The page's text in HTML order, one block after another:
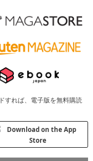
すれば、電子版を無料購読